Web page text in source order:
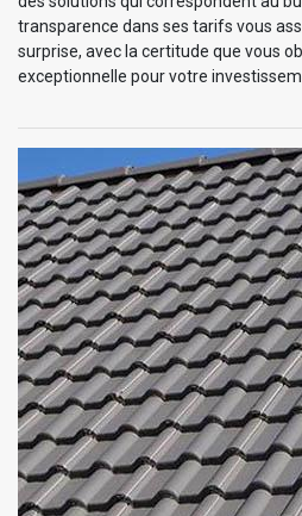
transparence dans ses tarifs vous
surprise, avec la certitude que vous
exceptionnelle pour votre